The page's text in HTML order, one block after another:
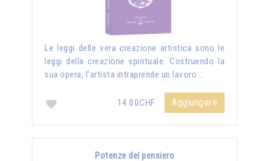
Le leggi delle vera creazione artistica sono le
leggi della creazione spirituale. Costruendo la
sua opera, l’artista intraprende un lavoro …
14.00CHF Aggiungere
Potenze del pensiero